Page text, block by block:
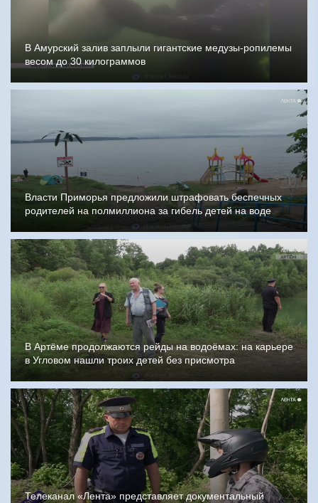
В Амурский залив заплыли гигантские медузы-ропилемы
весом до 30 килограммов
Власти Приморья предложили штрафовать беспечных
родителей на полмиллиона за гибель детей на воде
В Артёме продолжаются рейды на водоёмах: на карьере
в Угловом нашли троих детей без присмотра
Телеканал «Лента» представляет документальный